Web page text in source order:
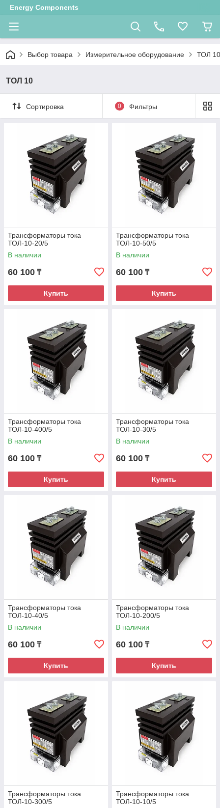
Energy Components
Выбор товара Измерительное оборудование ТОЛ 10
ТОЛ 10
Сортировка 0 Фильтры
Трансформаторы тока
ТОЛ-10-20/5
В наличии
60 100 ₸
Купить
Трансформаторы тока
ТОЛ-10-50/5
В наличии
60 100 ₸
Купить
Трансформаторы тока
ТОЛ-10-400/5
В наличии
60 100 ₸
Купить
Трансформаторы тока
ТОЛ-10-30/5
В наличии
60 100 ₸
Купить
Трансформаторы тока
ТОЛ-10-40/5
В наличии
60 100 ₸
Купить
Трансформаторы тока
ТОЛ-10-200/5
В наличии
60 100 ₸
Купить
Трансформаторы тока
ТОЛ-10-300/5
Трансформаторы тока
ТОЛ-10-10/5